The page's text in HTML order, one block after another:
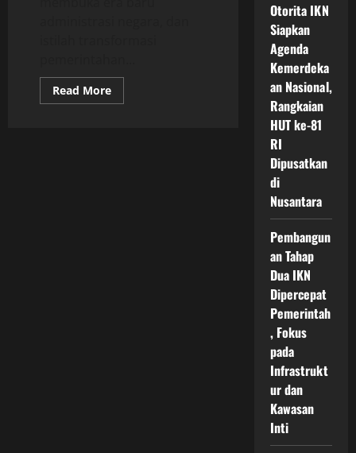
Read MoreRead
more
Otorita IKN
Siapkan
Agenda
Kemerdeka
an Nasional,
Rangkaian
HUT ke-81
RI
Dipusatkan
di
Nusantara
Pembangun
an Tahap
Dua IKN
Dipercepat
Pemerintah
, Fokus
pada
Infrastrukt
ur dan
Kawasan
Inti